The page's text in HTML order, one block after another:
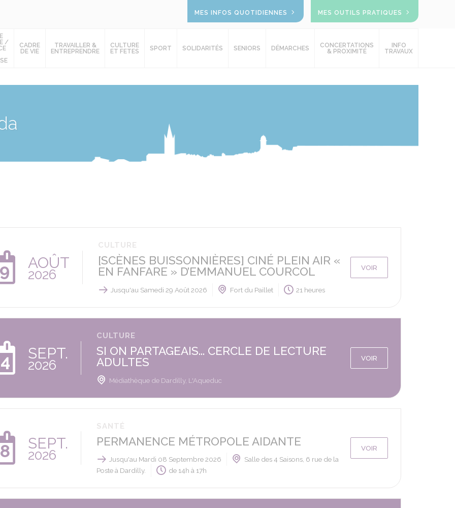
MES INFOS QUOTIDIENNES MES OUTILS PRATIQUES
/
CADRE
DE VIE
TRAVAILLER &
ENTREPRENDRE
CULTURE
ET FETES
SPORT SOLIDARITÉS SENIORS DÉMARCHES
CONCERTATIONS
& PROXIMITÉ
INFO
TRAVAUX
AOÛT
2026
CULTURE
[SCÈNES BUISSONNIÈRES] CINÉ PLEIN AIR «
EN FANFARE » D’EMMANUEL COURCOL
Jusqu'au Samedi 29 Août 2026 Fort du Paillet 21 heures
VOIR
SEPT.
2026
CULTURE
SI ON PARTAGEAIS... CERCLE DE LECTURE
ADULTES
Médiathèque de Dardilly, L'Aqueduc
VOIR
SEPT.
2026
SANTÉ
PERMANENCE MÉTROPOLE AIDANTE
Jusqu'au Mardi 08 Septembre 2026
Salle des 4 Saisons, 6 rue de la
Poste à Dardilly.
de 14h à 17h
VOIR